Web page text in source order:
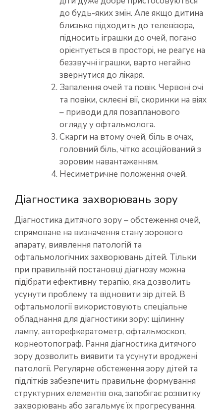
до будь-яких змін. Але якщо дитина
близько підходить до телевізора,
підносить іграшки до очей, погано
орієнтується в просторі, не реагує на
беззвучні іграшки, варто негайно
звернутися до лікаря.
Запалення очей та повік. Червоні очі
та повіки, склеєні вії, скоринки на віях
– приводи для позапланового
огляду у офтальмолога.
Скарги на втому очей, біль в очах,
головний біль, чітко асоційований з
зоровим навантаженням.
Несиметричне положення очей.
Діагностика захворювань зору
Діагностика дитячого зору – обстеження очей,
спрямоване на визначення стану зорового
апарату, виявлення патологій та
офтальмологічних захворювань дітей. Тільки
при правильній постановці діагнозу можна
підібрати ефективну терапію, яка дозволить
усунути проблему та відновити зір дітей. В
офтальмології використовують спеціальне
обладнання для діагностики зору: щілинну
лампу, авторефкератометр, офтальмоскоп,
корнеотопограф. Рання діагностика дитячого
зору дозволить виявити та усунути вроджені
патології. Регулярне обстеження зору дітей та
підлітків забезпечить правильне формування
структурних елементів ока, запобігає розвитку
захворювань або загальмує їх прогресування.